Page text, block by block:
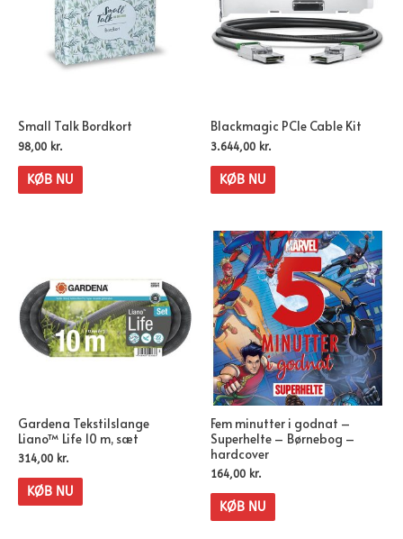
Small Talk Bordkort
98,00 kr.
KØB NU
Blackmagic PCIe Cable Kit
3.644,00 kr.
KØB NU
Gardena Tekstilslange
Liano™ Life 10 m, sæt
314,00 kr.
KØB NU
Fem minutter i godnat –
Superhelte – Børnebog –
hardcover
164,00 kr.
KØB NU